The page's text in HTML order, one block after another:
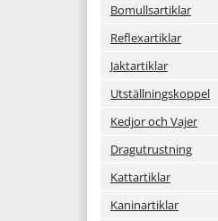
Bomullsartiklar
Reflexartiklar
Jaktartiklar
Utställningskoppel
Kedjor och Vajer
Dragutrustning
Kattartiklar
Kaninartiklar